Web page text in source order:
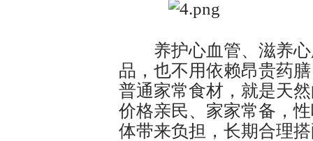
养护心血管、滋养心
品，也不用依赖昂贵药
普通家常食材，就是天
价格亲民、家家常备，
体带来负担，长期合理